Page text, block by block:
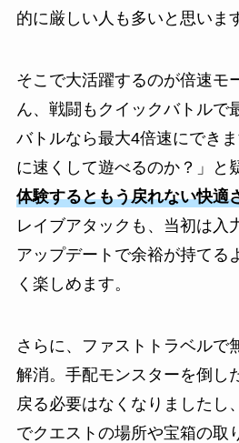
的に厳しい人も多いと思いま
そこで大活躍するのが倍速モ
ん、戦闘もクイックバトルで
バトルなら最大4倍速にでき
に速くして遊べるのか？」と
体験するともう戻れない快適
レイブアタックも、当初は入
アップデートで余裕が持てる
く楽しめます。
さらに、ファストトラベルで
解消。手配モンスターを倒し
戻る必要はなくなりましたし
でクエストの場所や宝箱の取